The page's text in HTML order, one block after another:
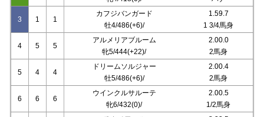
3 1 1
カフジバンガード
牡4/486(+6)/
1.59.7
1 3/4馬身
4 5 5
アルメリアブルーム
牝5/444(+22)/
2.00.0
2馬身
5 4 4
ドリームソルジャー
牡5/486(+6)/
2.00.4
2馬身
6 6 6
ウインクルサルーテ
牝6/432(0)/
2.00.5
1/2馬身